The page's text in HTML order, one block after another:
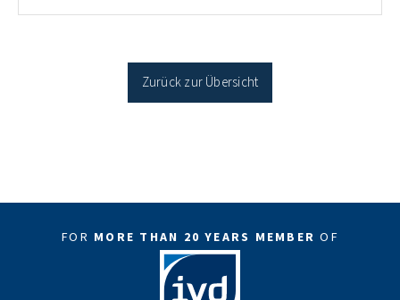
Antragstellende verpflichten sich zu energetischer
Sanierung in Einzelmaßnahmen […]
Zurück zur Übersicht
FOR MORE THAN 20 YEARS MEMBEROF